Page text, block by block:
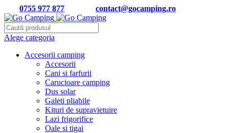
0755 977 877 contact@gocamping.ro
Alege categoria
Accesorii camping
Accesorii
Cani si farfurii
Carucioare camping
Dus solar
Galeti pliabile
Kituri de supravietuire
Lazi frigorifice
Oale si tigai